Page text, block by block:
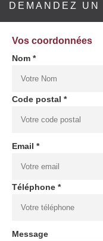
DEMANDEZ
Vos coordonnées
Nom *
Code postal *
Email *
Téléphone *
Message